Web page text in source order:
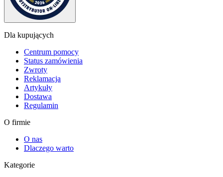
Dla kupujących
Centrum pomocy
Status zamówienia
Zwroty
Reklamacja
Artykuły
Dostawa
Regulamin
O firmie
O nas
Dlaczego warto
Kategorie